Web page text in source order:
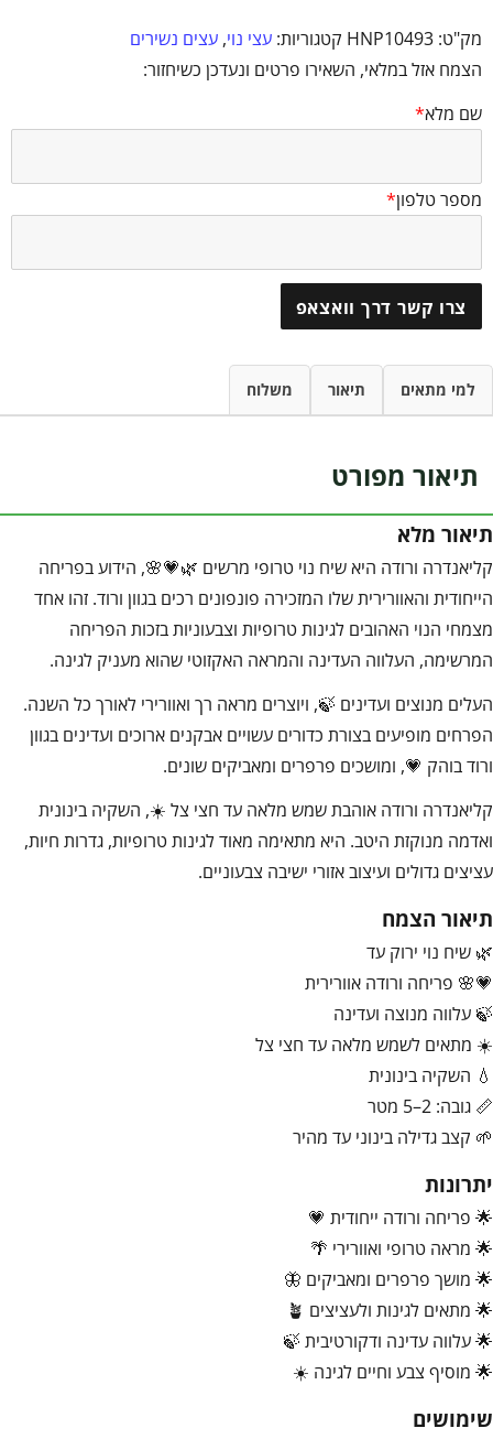
מק"ט: HNP10493 קטגוריות: עצי נוי, עצים נשירים
הצמח אזל במלאי, השאירו פרטים ונעדכן כשיחזור:
שם מלא*
מספר טלפון*
צרו קשר דרך וואצאפ
למי מתאים תיאור משלוח
תיאור מפורט
תיאור מלא
קליאנדרה ורודה היא שיח נוי טרופי מרשים 🌿💗🌸, הידוע בפריחה
הייחודית והאוורירית שלו המזכירה פונפונים רכים בגוון ורוד. זהו אחד
מצמחי הנוי האהובים לגינות טרופיות וצבעוניות בזכות הפריחה
המרשימה, העלווה העדינה והמראה האקזוטי שהוא מעניק לגינה.
העלים מנוצים ועדינים 🍃, ויוצרים מראה רך ואוורירי לאורך כל השנה.
הפרחים מופיעים בצורת כדורים עשויים אבקנים ארוכים ועדינים בגוון
ורוד בוהק 💗, ומושכים פרפרים ומאביקים שונים.
קליאנדרה ורודה אוהבת שמש מלאה עד חצי צל ☀️, השקיה בינונית
ואדמה מנוקזת היטב. היא מתאימה מאוד לגינות טרופיות, גדרות חיות,
עציצים גדולים ועיצוב אזורי ישיבה צבעוניים.
תיאור הצמח
🌿 שיח נוי ירוק עד
💗🌸 פריחה ורודה אוורירית
🍃 עלווה מנוצה ועדינה
☀️ מתאים לשמש מלאה עד חצי צל
💧 השקיה בינונית
📏 גובה: 2–5 מטר
🌱 קצב גדילה בינוני עד מהיר
יתרונות
🌟 פריחה ורודה ייחודית 💗
🌟 מראה טרופי ואוורירי 🌴
🌟 מושך פרפרים ומאביקים 🦋
🌟 מתאים לגינות ולעציצים 🪴
🌟 עלווה עדינה ודקורטיבית 🍃
🌟 מוסיף צבע וחיים לגינה ☀️
שימושים